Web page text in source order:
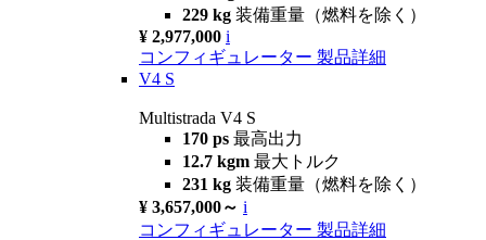
229 kg 装備重量（燃料を除く）
¥ 2,977,000 i
コンフィギュレーター 製品詳細
V4 S
Multistrada V4 S
170 ps 最高出力
12.7 kgm 最大トルク
231 kg 装備重量（燃料を除く）
¥ 3,657,000～ i
コンフィギュレーター 製品詳細